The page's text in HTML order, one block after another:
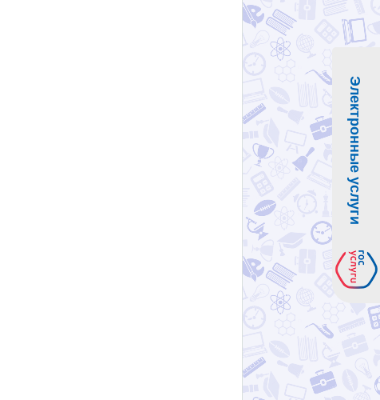
Электронные услуги